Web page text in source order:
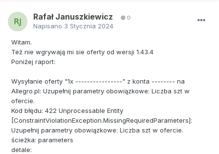
Rafał Januszkiewicz 0
Napisano 3 Stycznia 2024
Witam.
Też nie wgrywają mi sie oferty od wersji 1.43.4
Poniżej raport:
Wysyłanie oferty "1x ----------------" z konta -------- na
Allegro.pl: Uzupełnij parametry obowiązkowe: Liczba szt w
ofercie.
Kod błędu: 422 Unprocessable Entity
[ConstraintViolationException.MissingRequiredParameters]:
Uzupełnij parametry obowiązkowe: Liczba szt w ofercie.
ścieżka: parameters
detale: